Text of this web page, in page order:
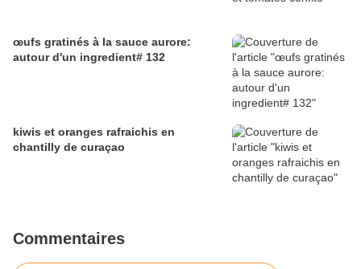
œufs gratinés à la sauce aurore:
autour d'un ingredient# 132
kiwis et oranges rafraichis en
chantilly de curaçao
Commentaires